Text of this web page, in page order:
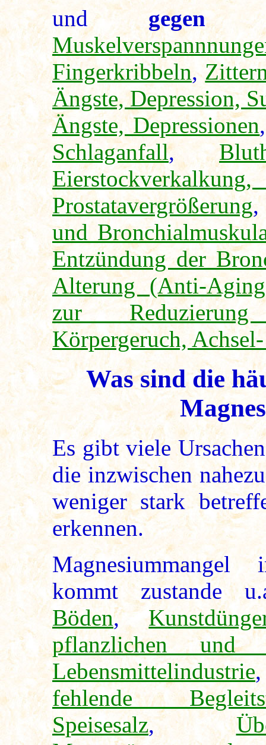
und gegen
Fingerkribbeln,
Ängste, Depression,
Ängste, Depressionen
Schlaganfall,
Eierstockverkalkung,
Prostatavergrößerung
und
Entzündung der
Alterung (Anti-
zur
Körpergeruch,
Was sind die
Es gibt viele
die inzwischen
weniger stark
erkennen.
kommt zustande
Böden,
pflanzlichen und
Lebensmittelindustrie
fehlende
Speisesalz,